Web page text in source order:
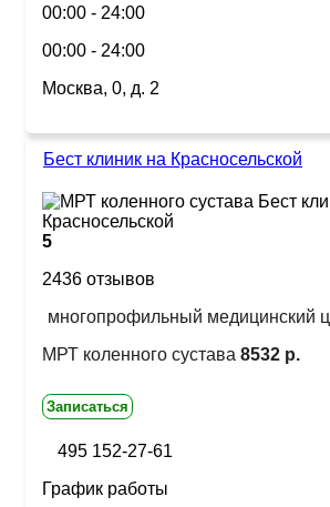
00:00 - 24:00
00:00 - 24:00
Москва, 0, д. 2
Бест клиник на Красносельской
5
2436 отзывов
многопрофильный медицинский
МРТ коленного сустава 8532 р.
Записаться
495 152-27-61
График работы